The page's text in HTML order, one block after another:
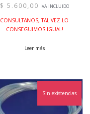
$ 5.600,00 IVA INCLUIDO
CONSULTANOS, TAL VEZ LO
CONSEGUIMOS IGUAL!
Leer más
Sin existencias